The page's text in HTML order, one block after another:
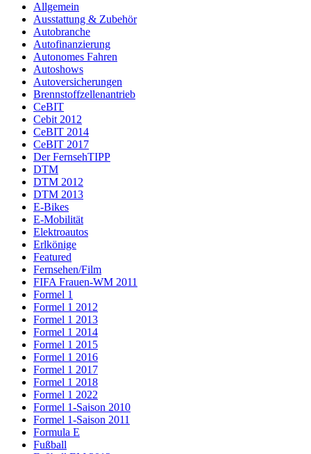
Allgemein
Ausstattung & Zubehör
Autobranche
Autofinanzierung
Autonomes Fahren
Autoshows
Autoversicherungen
Brennstoffzellenantrieb
CeBIT
Cebit 2012
CeBIT 2014
CeBIT 2017
Der FernsehTIPP
DTM
DTM 2012
DTM 2013
E-Bikes
E-Mobilität
Elektroautos
Erlkönige
Featured
Fernsehen/Film
FIFA Frauen-WM 2011
Formel 1
Formel 1 2012
Formel 1 2013
Formel 1 2014
Formel 1 2015
Formel 1 2016
Formel 1 2017
Formel 1 2018
Formel 1 2022
Formel 1-Saison 2010
Formel 1-Saison 2011
Formula E
Fußball